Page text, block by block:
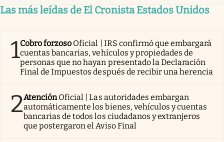
Las más leídas de El Cronista Estados Unidos
1Cobro forzoso Oficial | IRS confirmó que embargará
cuentas bancarias, vehículos y propiedades de
personas que no hayan presentado la Declaración
Final de Impuestos después de recibir una herencia
2AtenciónOficial | Las autoridades embargan
automáticamente los bienes, vehículos y cuentas
bancarias de todos los ciudadanos y extranjeros
que postergaron el Aviso Final